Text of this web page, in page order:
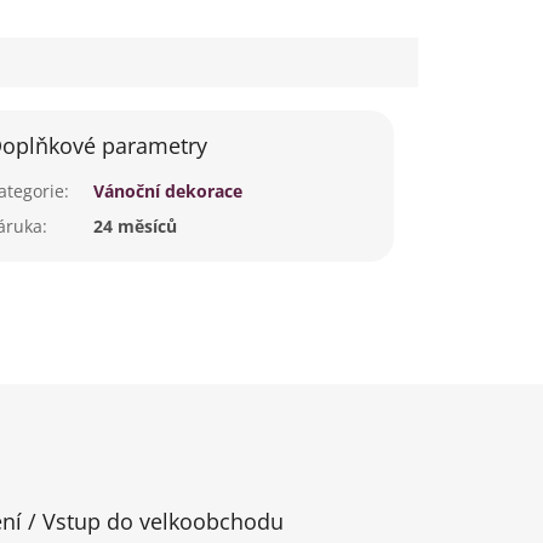
parametry
:
Vánoční dekorace
: 24 měsíců
/ Vstup do velkoobchodu